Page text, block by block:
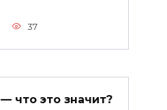
37
что это значит?